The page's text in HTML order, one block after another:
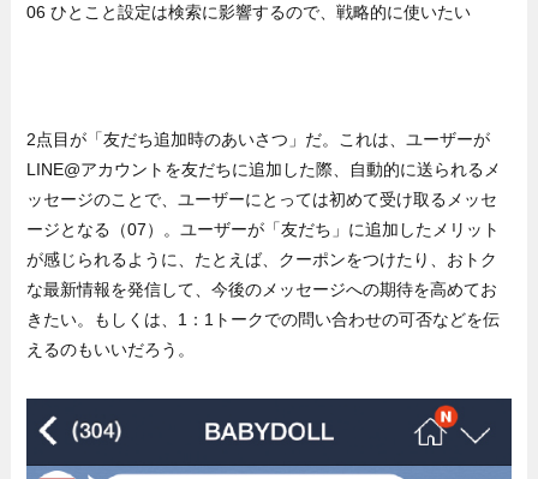
06 ひとこと設定は検索に影響するので、戦略的に使いたい
2点目が「友だち追加時のあいさつ」だ。これは、ユーザーが
LINE@アカウントを友だちに追加した際、自動的に送られるメ
ッセージのことで、ユーザーにとっては初めて受け取るメッセ
ージとなる（07）。ユーザーが「友だち」に追加したメリット
が感じられるように、たとえば、クーポンをつけたり、おトク
な最新情報を発信して、今後のメッセージへの期待を高めてお
きたい。もしくは、1：1トークでの問い合わせの可否などを伝
えるのもいいだろう。